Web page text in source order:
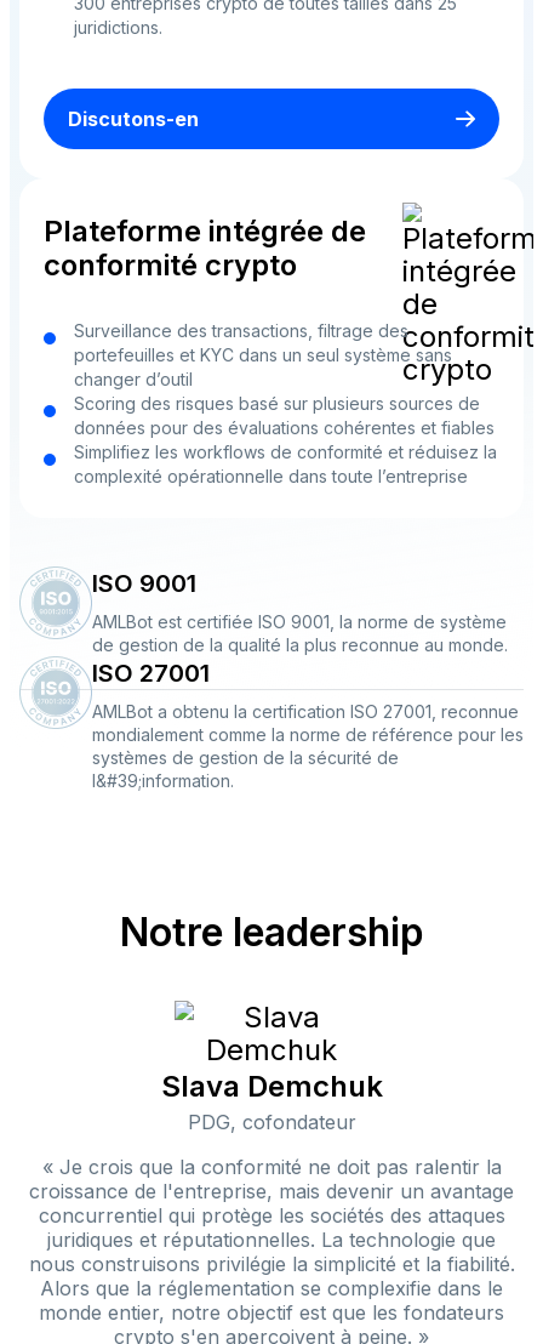
juridictions.
Discutons-en
Plateforme intégrée de
conformité crypto
Surveillance des transactions, filtrage des
portefeuilles et KYC dans un seul système sans
changer d’outil
Scoring des risques basé sur plusieurs sources de
données pour des évaluations cohérentes et fiables
Simplifiez les workflows de conformité et réduisez la
complexité opérationnelle dans toute l’entreprise
ISO 9001
AMLBot est certifiée ISO 9001, la norme de système
de gestion de la qualité la plus reconnue au monde.
ISO 27001
AMLBot a obtenu la certification ISO 27001, reconnue
mondialement comme la norme de référence pour les
systèmes de gestion de la sécurité de
l&#39;information.
Notre leadership
Slava Demchuk
PDG, cofondateur
« Je crois que la conformité ne doit pas ralentir la
croissance de l'entreprise, mais devenir un avantage
concurrentiel qui protège les sociétés des attaques
juridiques et réputationnelles. La technologie que
nous construisons privilégie la simplicité et la fiabilité.
Alors que la réglementation se complexifie dans le
monde entier, notre objectif est que les fondateurs
crypto s'en aperçoivent à peine. »